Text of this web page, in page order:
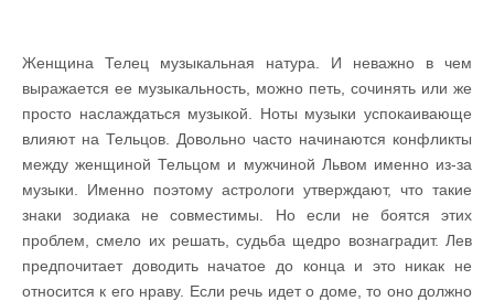
Женщина Телец музыкальная натура. И неважно в чем
выражается ее музыкальность, можно петь, сочинять или же
просто наслаждаться музыкой. Ноты музыки успокаивающе
влияют на Тельцов. Довольно часто начинаются конфликты
между женщиной Тельцом и мужчиной Львом именно из-за
музыки. Именно поэтому астрологи утверждают, что такие
знаки зодиака не совместимы. Но если не боятся этих
проблем, смело их решать, судьба щедро вознаградит. Лев
предпочитает доводить начатое до конца и это никак не
относится к его нраву. Если речь идет о доме, то оно должно